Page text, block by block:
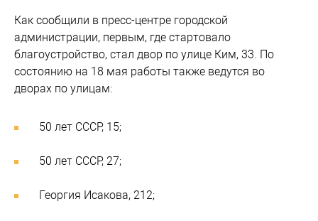
Как сообщили в пресс-центре городской
администрации, первым, где стартовало
благоустройство, стал двор по улице Ким, 33. По
состоянию на 18 мая работы также ведутся во
дворах по улицам:
50 лет СССР, 15;
50 лет СССР, 27;
Георгия Исакова, 212;